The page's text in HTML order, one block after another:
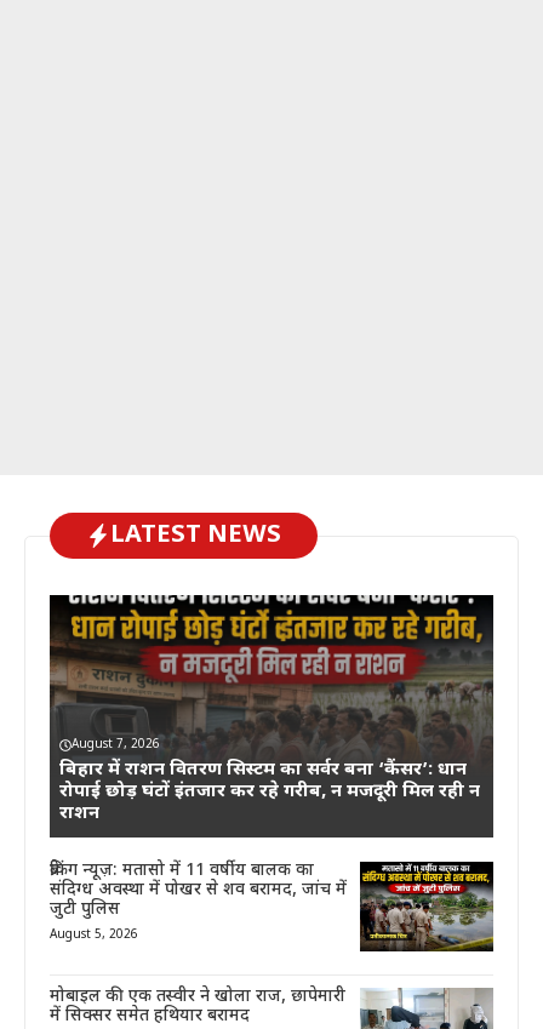
LATEST NEWS
August 7, 2026
बिहार में राशन वितरण सिस्टम का सर्वर बना ‘कैंसर’: धान
रोपाई छोड़ घंटों इंतजार कर रहे गरीब, न मजदूरी मिल रही न
राशन
ब्रेकिंग न्यूज़: मतासो में 11 वर्षीय बालक का
संदिग्ध अवस्था में पोखर से शव बरामद, जांच में
जुटी पुलिस
August 5, 2026
मोबाइल की एक तस्वीर ने खोला राज, छापेमारी
में सिक्सर समेत हथियार बरामद